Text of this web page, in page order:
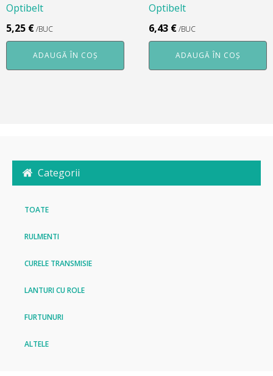
Categorii
TOATE
RULMENTI
CURELE TRANSMISIE
LANTURI CU ROLE
FURTUNURI
ALTELE
Optibelt
5,25 €/BUC
ADAUGĂ ÎN COȘ
Optibelt
6,43 €/BUC
ADAUGĂ ÎN COȘ